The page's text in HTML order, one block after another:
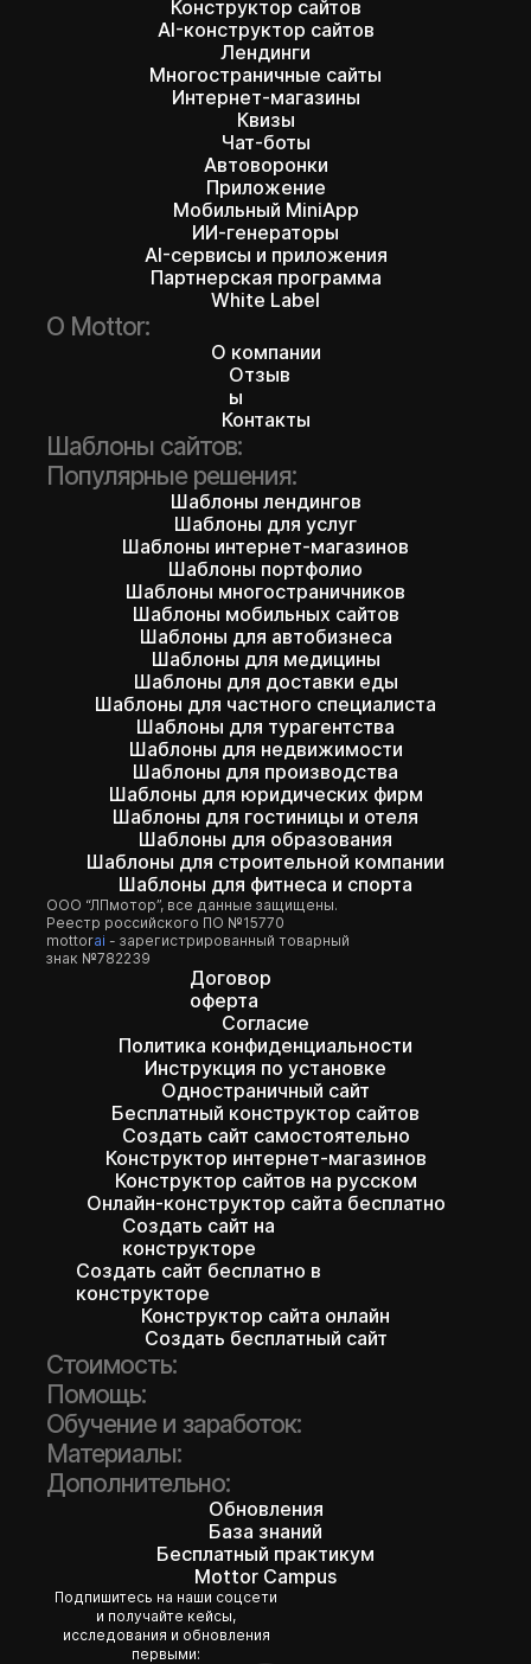
Конструктор сайтов
AI-конструктор сайтов
Лендинги
Многостраничные сайты
Интернет-магазины
Квизы
Чат-боты
Автоворонки
Приложение
Мобильный MiniApp
ИИ-генераторы
AI-сервисы и приложения
Партнерская программа
White Label
О Mottor:
О компании
Отзыв
ы
Контакты
Шаблоны сайтов:
Популярные решения:
Шаблоны лендингов
Шаблоны для услуг
Шаблоны интернет-магазинов
Шаблоны портфолио
Шаблоны многостраничников
Шаблоны мобильных сайтов
Шаблоны для автобизнеса
Шаблоны для медицины
Шаблоны для доставки еды
Шаблоны для частного специалиста
Шаблоны для турагентства
Шаблоны для недвижимости
Шаблоны для производства
Шаблоны для юридических фирм
Шаблоны для гостиницы и отеля
Шаблоны для образования
Шаблоны для строительной компании
Шаблоны для фитнеса и спорта
ООО “ЛПмотор”, все данные защищены.
Реестр российского ПО №15770
mottorai - зарегистрированный товарный
знак №782239
Договор
оферта
Согласие
Политика конфиденциальности
Инструкция по установке
Одностраничный сайт
Бесплатный конструктор сайтов
Создать сайт самостоятельно
Конструктор интернет-магазинов
Конструктор сайтов на русском
Онлайн-конструктор сайта бесплатно
Создать сайт на
конструкторе
Создать сайт бесплатно в
конструкторе
Конструктор сайта онлайн
Создать бесплатный сайт
Стоимость:
Помощь:
Обучение и заработок:
Материалы:
Дополнительно:
Обновления
База знаний
Бесплатный практикум
Mottor Campus
Подпишитесь на наши соцсети
и получайте кейсы,
исследования и обновления
первыми: